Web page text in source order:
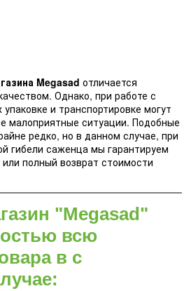
Megasad отличается
Однако, при работе с
и транспортировке могут
малоприятные ситуации. Подобные
редко, но в данном случае, при
гибели саженца мы гарантируем
полный возврат стоимости
"Megasad"
всю
в с